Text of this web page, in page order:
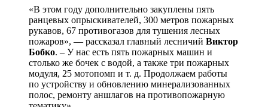
«В этом году дополнительно закуплены пять
ранцевых опрыскивателей, 300 метров пожарных
рукавов, 67 противогазов для тушения лесных
пожаров», — рассказал главный лесничий Виктор
Бобко. – У нас есть пять пожарных машин и
столько же бочек с водой, а также три пожарных
модуля, 25 мотопомп и т. д. Продолжаем работы
по устройству и обновлению минерализованных
полос, ремонту аншлагов на противопожарную